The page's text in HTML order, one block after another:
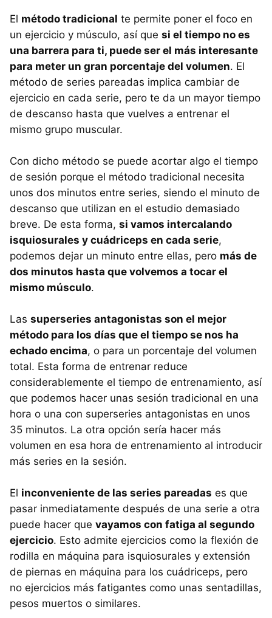
El método tradicional te permite poner el foco en
un ejercicio y músculo, así que si el tiempo no es
una barrera para ti, puede ser el más interesante
para meter un gran porcentaje del volumen. El
método de series pareadas implica cambiar de
ejercicio en cada serie, pero te da un mayor tiempo
de descanso hasta que vuelves a entrenar el
mismo grupo muscular.
Con dicho método se puede acortar algo el tiempo
de sesión porque el método tradicional necesita
unos dos minutos entre series, siendo el minuto de
descanso que utilizan en el estudio demasiado
breve. De esta forma, si vamos intercalando
isquiosurales y cuádriceps en cada serie,
podemos dejar un minuto entre ellas, pero más de
dos minutos hasta que volvemos a tocar el
mismo músculo.
Las superseries antagonistas son el mejor
método para los días que el tiempo se nos ha
echado encima, o para un porcentaje del volumen
total. Esta forma de entrenar reduce
considerablemente el tiempo de entrenamiento, así
que podemos hacer unas sesión tradicional en una
hora o una con superseries antagonistas en unos
35 minutos. La otra opción sería hacer más
volumen en esa hora de entrenamiento al introducir
más series en la sesión.
El inconveniente de las series pareadas es que
pasar inmediatamente después de una serie a otra
puede hacer que vayamos con fatiga al segundo
ejercicio. Esto admite ejercicios como la flexión de
rodilla en máquina para isquiosurales y extensión
de piernas en máquina para los cuádriceps, pero
no ejercicios más fatigantes como unas sentadillas,
pesos muertos o similares.